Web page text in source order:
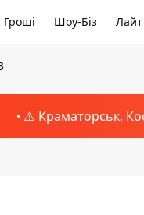
Гроші Шоу-Біз Лайт
⚠️ Краматорськ,